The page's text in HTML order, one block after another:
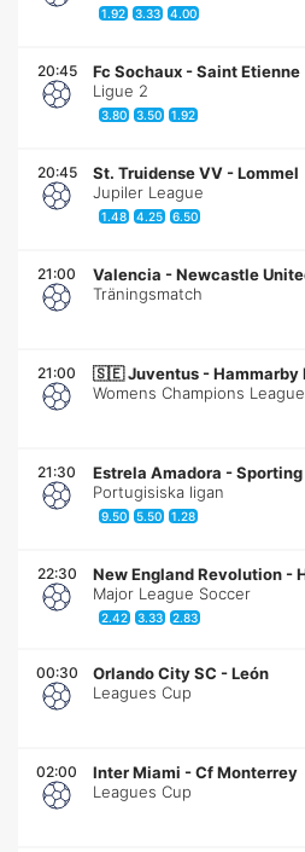
1.92 3.33 4.00
20:45 Fc Sochaux -Saint Etienne
Ligue 2
3.80 3.50 1.92
20:45 St. Truidense VV -Lommel
Jupiler League
1.48 4.25 6.50
21:00 Valencia -Newcastle
Träningsmatch
21:00 🇸🇪Juventus -Hammarby
Womens Champions League
21:30 Estrela Amadora -Sporting
Portugisiska ligan
9.50 5.50 1.28
22:30 New England Revolution -
Major League Soccer
2.42 3.33 2.83
00:30 Orlando City SC -León
Leagues Cup
02:00 Inter Miami -Cf Monterrey
Leagues Cup